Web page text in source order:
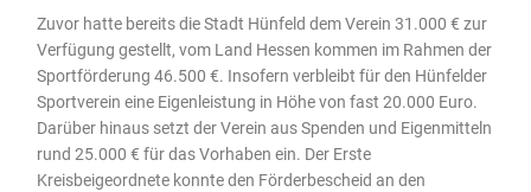
Zuvor hatte bereits die Stadt Hünfeld dem Verein 31.000 € zur
Verfügung gestellt, vom Land Hessen kommen im Rahmen der
Sportförderung 46.500 €. Insofern verbleibt für den Hünfelder
Sportverein eine Eigenleistung in Höhe von fast 20.000 Euro.
Darüber hinaus setzt der Verein aus Spenden und Eigenmitteln
rund 25.000 € für das Vorhaben ein. Der Erste
Kreisbeigeordnete konnte den Förderbescheid an den